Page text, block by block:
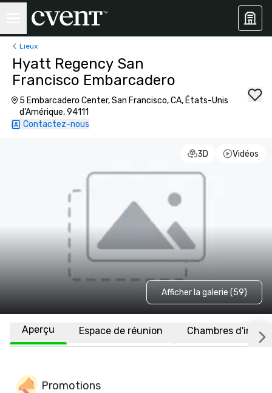
Lieux
Hyatt Regency San
Francisco Embarcadero
5 Embarcadero Center, San Francisco, CA, États-Unis
d'Amérique, 94111
Contactez-nous
3D Vidéos
Afficher la galerie (59)
Aperçu Espace de réunion Chambres
Promotions